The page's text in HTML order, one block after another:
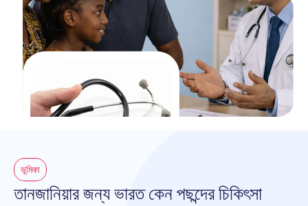
ভূমিকা
তানজানিয়ার জন্য ভারত কেন পছন্দের চিকিৎসা